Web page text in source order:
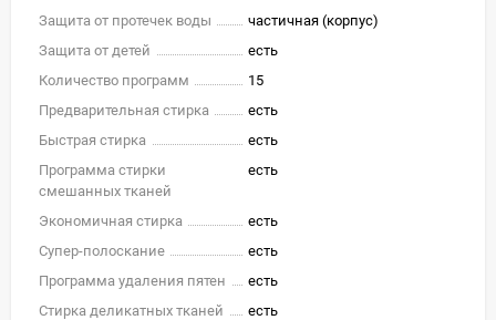
Защита от протечек воды
частичная (корпус)
Защита от детей
есть
Количество программ
15
Предварительная стирка
есть
Быстрая стирка
есть
Программа стирки
смешанных тканей
есть
Экономичная стирка
есть
Супер-полоскание
есть
Программа удаления пятен
есть
Стирка деликатных тканей
есть